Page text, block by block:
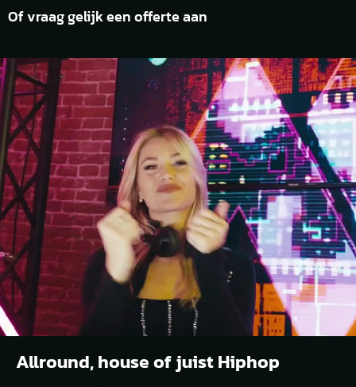
Of vraag gelijk een offerte aan
Allround, house of juist Hiphop